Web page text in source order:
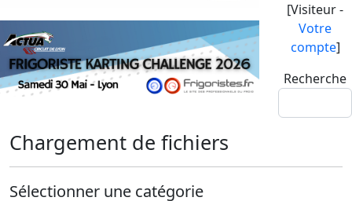
[Visiteur -
Votre
compte]
Recherche
Chargement de fichiers
Sélectionner une catégorie